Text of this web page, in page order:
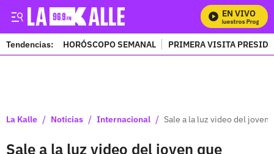
EN VIVO
Mira Todos Nuestros Programas
Tendencias: HORÓSCOPO SEMANAL PRIMERA VISITA
La Kalle / Noticias / Internacional / Sale a la luz video del joven
Sale a la luz video del joven que